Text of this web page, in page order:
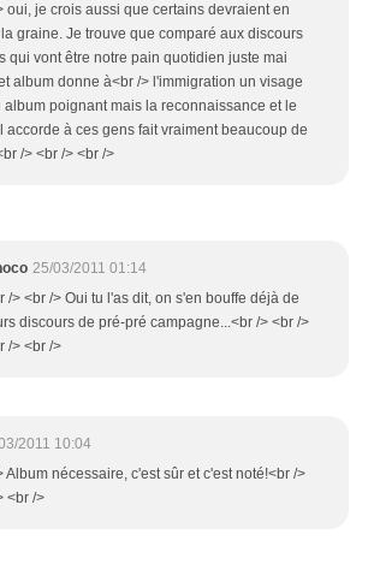
oui, je crois aussi que certains devraient en
graine. Je trouve que comparé aux discours
qui vont être notre pain quotidien juste mai
album donne à<br /> l'immigration un visage
album poignant mais la reconnaissance et le
accorde à ces gens fait vraiment beaucoup de
/> <br /> <br />
25/03/2011 01:14
/> <br /> Oui tu l'as dit, on s'en bouffe déjà de
discours de pré-pré campagne...<br /> <br />
/> <br />
2011 10:04
Album nécessaire, c'est sûr et c'est noté!<br />
<br />